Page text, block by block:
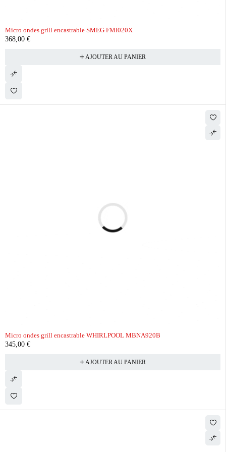
Micro ondes grill encastrable SMEG FMI020X
368,00 €
AJOUTER AU PANIER
Micro ondes grill encastrable WHIRLPOOL MBNA920B
345,00 €
AJOUTER AU PANIER